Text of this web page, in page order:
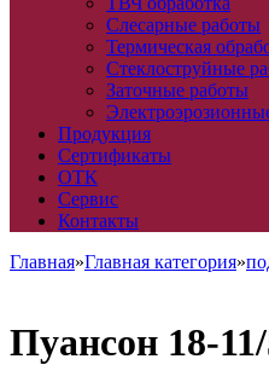
Слесарные работы
Термическая
Стеклоструйные
Заточные работы
Продукция
Сертификаты
ОТК
Сервис
Контакты
Главная»Главная категория»
Пуансон 18-